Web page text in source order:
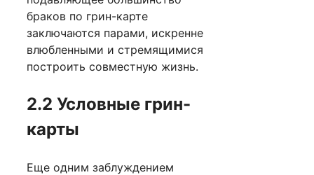
браков по грин-карте
заключаются парами, искренне
влюбленными и стремящимися
построить совместную жизнь.
2.2 Условные грин-
карты
Еще одним заблуждением